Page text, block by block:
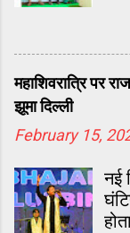
महाशिवरात्रि पर
झूमा दिल्ली
February 15,
नई